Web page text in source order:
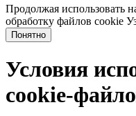
Продолжая использовать
обработку файлов cookie
Понятно
Условия
cookie-